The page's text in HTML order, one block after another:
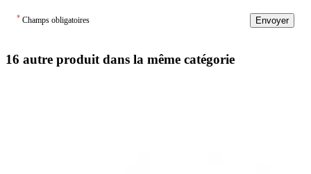
* Champs obligatoires Envoyer
16 autre produit dans la même catégorie